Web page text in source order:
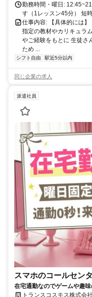
勤務時間・曜日:
す（1レッスン45分） 短
仕事内容: 【具体的には】
指定の教材やカリキュラ
やご経験をもとに 生徒さ
ため ...
シフト自由 駅近5分以内
同じ企業の求人
派遣社員
スマホのコールセン
在宅通勤なのでゲームや趣
トランスコスモス株式会社